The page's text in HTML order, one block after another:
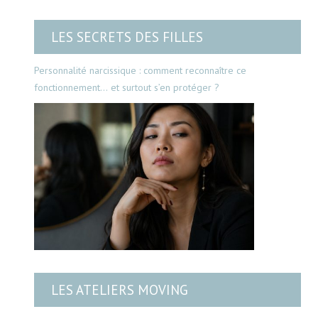
LES SECRETS DES FILLES
Personnalité narcissique : comment reconnaître ce
fonctionnement… et surtout s’en protéger ?
LES ATELIERS MOVING